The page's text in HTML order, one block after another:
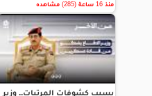
منذ 16 ساعة (285) مشاهده
بسبب كشوفات المرتبات.. وزير